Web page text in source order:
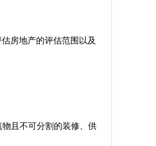
房地产的评估范围以及
且不可分割的装修、供